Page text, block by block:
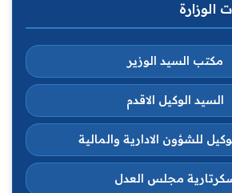
الوزارة
مكتب السيد الوزير
السيد الوكيل الاقدم
للشؤون الادارية والمالية
مجلس العدل